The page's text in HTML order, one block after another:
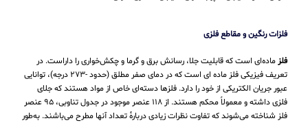
فلزات رنگین و مقاطع فلزی
فلز ماده‌ای است که قابلیت جلا، رسانش برق و گرما و چکش‌خواری را داراست. در
تعریف فیزیکی فلز ماده ای است که در دمای صفر مطلق (حدود -۲۷۳ درجه)، توانایی
عبور جریان الکتریکی از خود را دارد. فلزها دسته‌ای خاص از مواد هستند که جلای
فلزی داشته و معمولاً محکم هستند. از ۱۱۸ عنصر موجود در جدول تناوبی، ۹۵ عنصر
فلز شناخته می‌شوند که تفاوت نظرات زیادی دربارهٔ تعداد آنها مطرح می‌باشند. به‌طور